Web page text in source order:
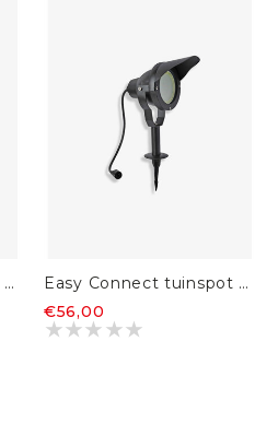
Easy Connect tuinspot Optimum 20
Easy Connect tuinspot Optimum 30
€56,00